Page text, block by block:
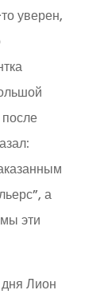
уверен,
а
эти
дня Лион